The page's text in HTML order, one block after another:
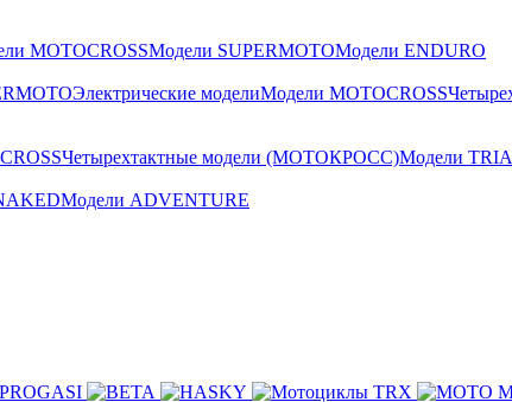
MOTOCROSSМодели SUPERMOTOМодели ENDURO
Электрические моделиМодели MOTOCROSS
Четырехтактные модели (МОТОКРОСС)Модели
Модели ADVENTURE